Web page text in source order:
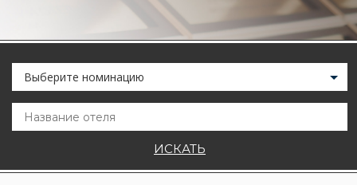
Выберите номинацию
ИСКАТЬ